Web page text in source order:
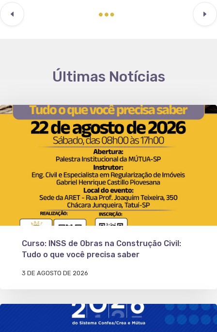
Últimas Notícias
Curso: INSS de Obras na Construção Civil:
Tudo o que você precisa saber
3 DE AGOSTO DE 2026